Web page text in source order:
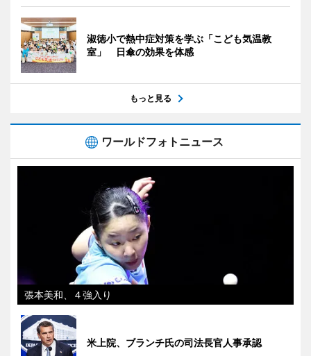
淑徳小で熱中症対策を学ぶ「こども気温教
室」 日傘の効果を体感
もっと見る
ワールドフォトニュース
張本美和、４強入り
米上院、ブランチ氏の司法長官人事承認